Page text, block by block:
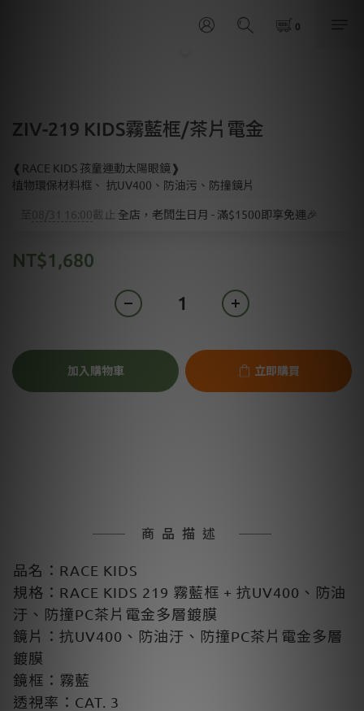
ZIV-219 KIDS霧藍框/茶片電金
❰RACE KIDS 孩童運動太陽眼鏡❱
植物環保材料框、 抗UV400、防油污、防撞鏡片
08/31 16:00截止 全店，老闆生日月 - 滿$1500即享免運🎉
NT$1,680
加入購物車 立即購買
商品描述
品名：RACE KIDS
規格：RACE KIDS 219 霧藍框 + 抗UV400、防油
汙、防撞PC茶片電金多層鍍膜
鏡片：抗UV400、防油汙、防撞PC茶片電金多層
鍍膜
鏡框：霧藍
透視率：CAT. 3